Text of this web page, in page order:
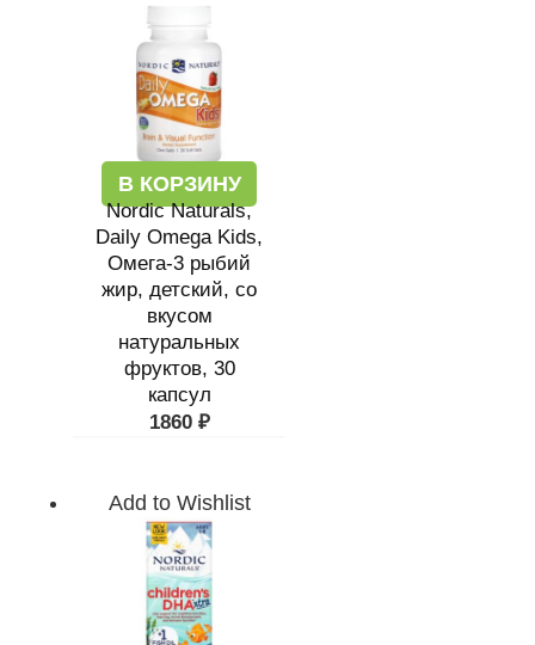
В КОРЗИНУ
Nordic Naturals,
Daily Omega Kids,
Омега-3 рыбий
жир, детский, со
вкусом
натуральных
фруктов, 30
капсул
1860 ₽
Add to Wishlist